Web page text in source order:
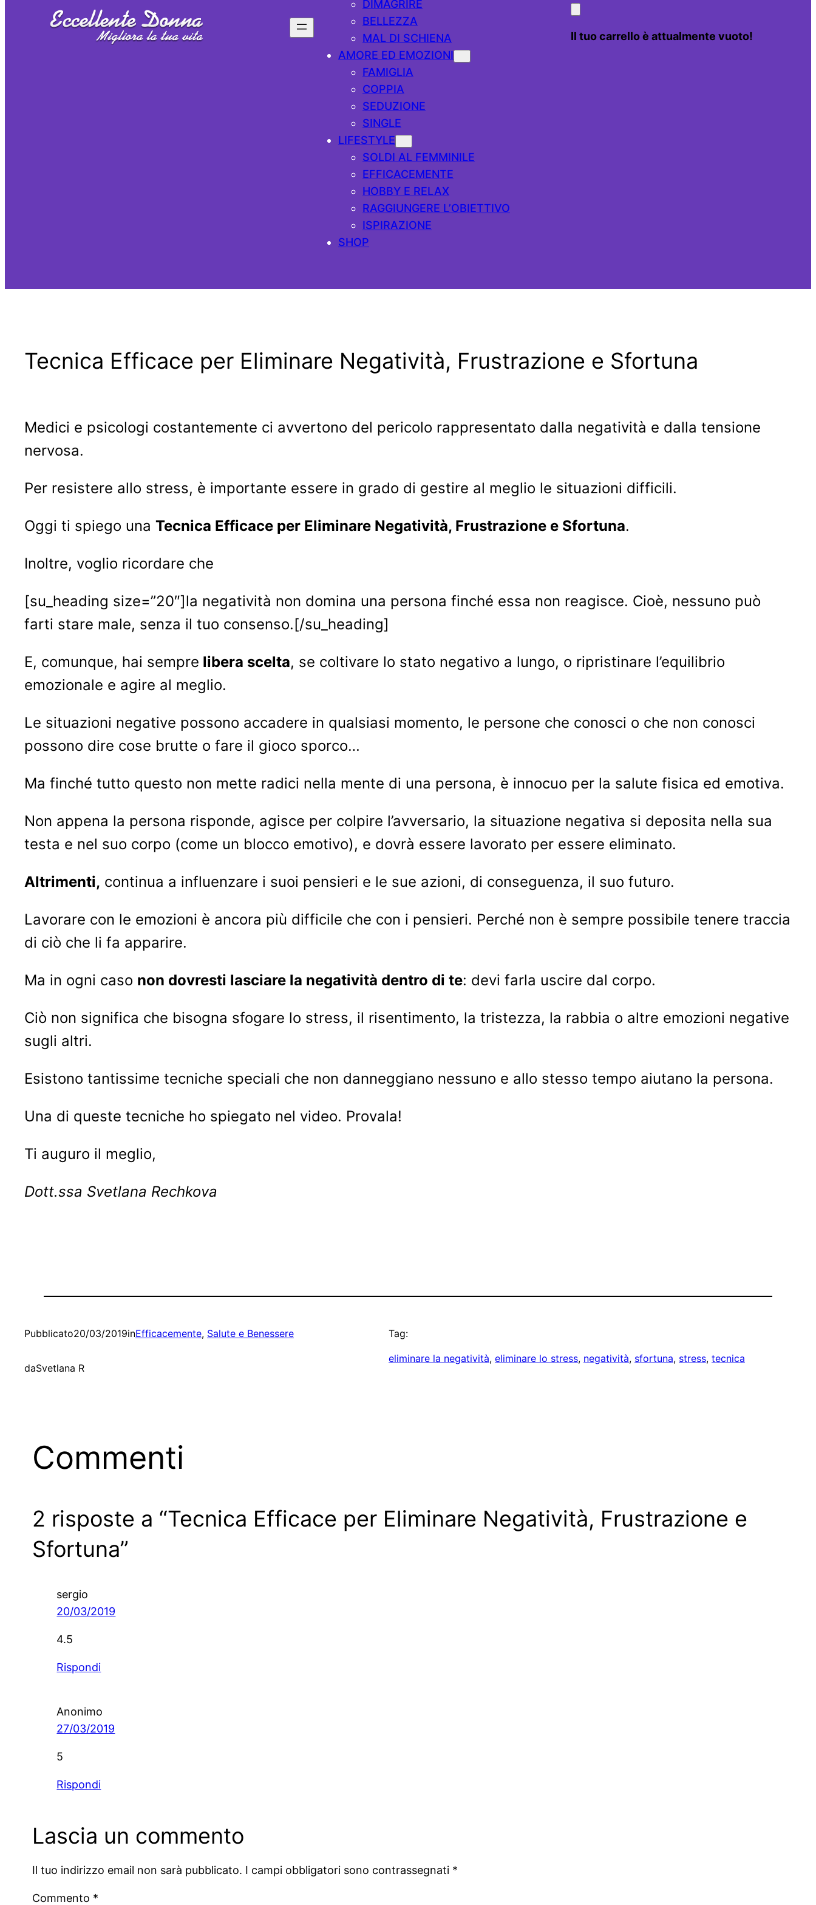
DIMAGRIRE
BELLEZZA
MAL DI SCHIENA
AMORE ED EMOZIONI
FAMIGLIA
COPPIA
SEDUZIONE
SINGLE
LIFESTYLE
SOLDI AL FEMMINILE
EFFICACEMENTE
HOBBY E RELAX
RAGGIUNGERE L’OBIETTIVO
ISPIRAZIONE
SHOP
Il tuo carrello è attualmente vuoto!
Tecnica Efficace per Eliminare Negatività, Frustrazione e Sfortuna
Medici e psicologi costantemente ci avvertono del pericolo rappresentato dalla negatività e dalla tensione
nervosa.
Per resistere allo stress, è importante essere in grado di gestire al meglio le situazioni difficili.
Oggi ti spiego una Tecnica Efficace per Eliminare Negatività, Frustrazione e Sfortuna.
Inoltre, voglio ricordare che
[su_heading size=”20″]la negatività non domina una persona finché essa non reagisce. Cioè, nessuno può
farti stare male, senza il tuo consenso.[/su_heading]
E, comunque, hai sempre libera scelta, se coltivare lo stato negativo a lungo, o ripristinare l’equilibrio
emozionale e agire al meglio.
Le situazioni negative possono accadere in qualsiasi momento, le persone che conosci o che non conosci
possono dire cose brutte o fare il gioco sporco…
Ma finché tutto questo non mette radici nella mente di una persona, è innocuo per la salute fisica ed emotiva.
Non appena la persona risponde, agisce per colpire l’avversario, la situazione negativa si deposita nella sua
testa e nel suo corpo (come un blocco emotivo), e dovrà essere lavorato per essere eliminato.
Altrimenti, continua a influenzare i suoi pensieri e le sue azioni, di conseguenza, il suo futuro.
Lavorare con le emozioni è ancora più difficile che con i pensieri. Perché non è sempre possibile tenere traccia
di ciò che li fa apparire.
Ma in ogni caso non dovresti lasciare la negatività dentro di te: devi farla uscire dal corpo.
Ciò non significa che bisogna sfogare lo stress, il risentimento, la tristezza, la rabbia o altre emozioni negative
sugli altri.
Esistono tantissime tecniche speciali che non danneggiano nessuno e allo stesso tempo aiutano la persona.
Una di queste tecniche ho spiegato nel video. Provala!
Ti auguro il meglio,
Dott.ssa Svetlana Rechkova
Pubblicato20/03/2019inEfficacemente, Salute e Benessere
daSvetlana R
Tag:
eliminare la negatività, eliminare lo stress, negatività, sfortuna, stress, tecnica
Commenti
2 risposte a “Tecnica Efficace per Eliminare Negatività, Frustrazione e
Sfortuna”
sergio
20/03/2019
4.5
Rispondi
Anonimo
27/03/2019
5
Rispondi
Lascia un commento
Il tuo indirizzo email non sarà pubblicato. I campi obbligatori sono contrassegnati *
Commento *